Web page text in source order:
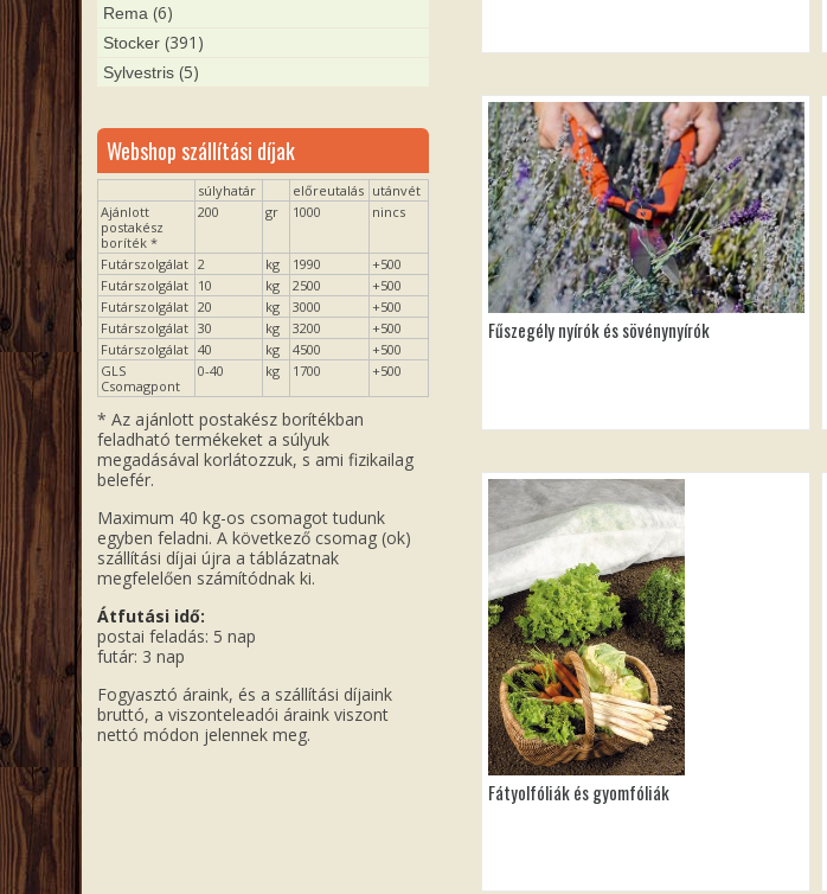
Fűszegély nyírók és sövénynyírók
Fátyolfóliák és gyomfóliák
Rema (6)
Stocker (391)
Sylvestris (5)
Webshop szállítási díjak
súlyhatár előreutalás utánvét
Ajánlott
postakész
boríték *
200 gr 1000 nincs
Futárszolgálat 2 kg 1990
+500
Futárszolgálat 10 kg 2500
+500
Futárszolgálat 20 kg 3000
+500
Futárszolgálat 30 kg 3200
+500
Futárszolgálat 40 kg 4500
+500
GLS
Csomagpont
0-40 kg 1700 +500
* Az ajánlott postakész borítékban
feladható termékeket a súlyuk
megadásával korlátozzuk, s ami fizikailag
belefér.
Maximum 40 kg-os csomagot tudunk
egyben feladni. A következő csomag (ok)
szállítási díjai újra a táblázatnak
megfelelően számítódnak ki.
Átfutási idő:
postai feladás: 5 nap
futár: 3 nap
Fogyasztó áraink, és a szállítási díjaink
bruttó, a viszonteleadói áraink viszont
nettó módon jelennek meg.